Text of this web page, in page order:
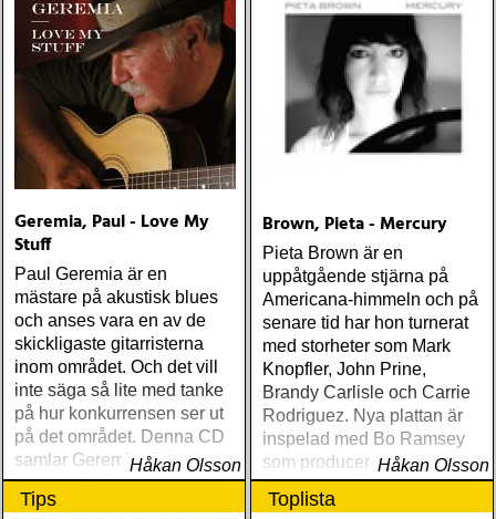
Geremia, Paul - Love My
Stuff
Paul Geremia är en
mästare på akustisk blues
och anses vara en av de
skickligaste gitarristerna
inom området. Och det vill
inte säga så lite med tanke
på hur konkurrensen ser ut
på det området. Denna CD
samlar Geremias bästa
liveinspelningar från tidigt
80-tal och framåt
Håkan Olsson
Brown, Pieta - Mercury
Pieta Brown är en
uppåtgående stjärna på
Americana-himmeln och på
senare tid har hon turnerat
med storheter som Mark
Knopfler, John Prine,
Brandy Carlisle och Carrie
Rodriguez. Nya plattan är
inspelad med Bo Ramsey
som producent och bland
andra Mark Knopfler
gästspelar.
Håkan Olsson
Tips Toplista